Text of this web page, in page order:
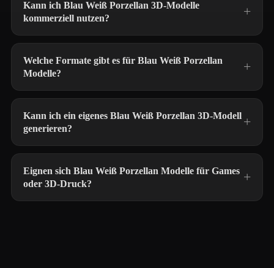
Kann ich Blau Weiß Porzellan 3D-Modelle
kommerziell nutzen?
Welche Formate gibt es für Blau Weiß Porzellan
Modelle?
Kann ich ein eigenes Blau Weiß Porzellan 3D-Modell
generieren?
Eignen sich Blau Weiß Porzellan Modelle für Games
oder 3D-Druck?